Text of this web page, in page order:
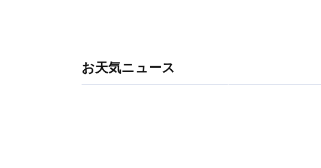
お天気ニュース